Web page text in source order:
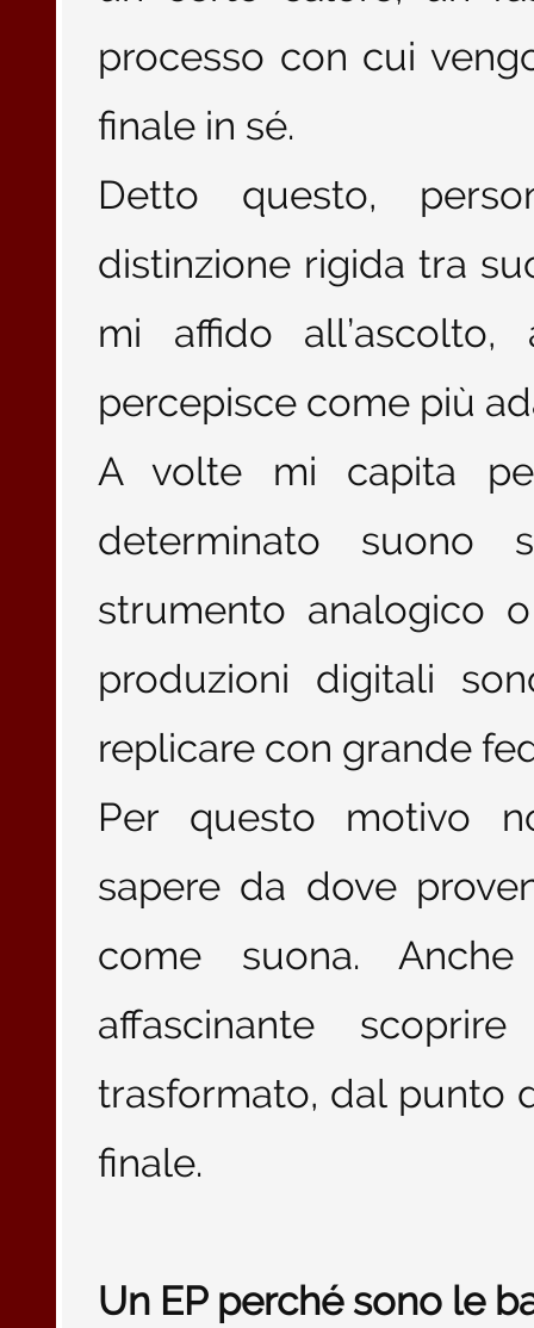
processo con cui
finale in sé.
Detto questo,
distinzione rigida tra
mi affido
percepisce come più
A volte mi capita
determinato
strumento analogico
produzioni digitali
replicare con grande
Per questo motivo
sapere da dove
come suona.
affascinante
trasformato, dal punto
finale.
Un EP perché sono le